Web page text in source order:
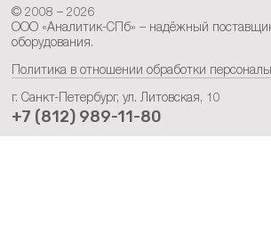
© 2008 – 2026
ООО «Аналитик-СПб» – надёжный
оборудования.
Политика в отношении обработки
г. Санкт-Петербург, ул. Литовская, 10
+7 (812) 989-11-80